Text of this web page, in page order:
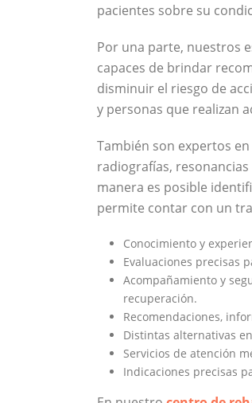
pacientes sobre su
Por una parte, nuestros
capaces de brindar
disminuir el riesgo de
y personas que realizan
También son expertos
radiografías,
manera es posible
permite contar con un
Conocimiento y
Evaluaciones precisas
Acompañamiento y
recuperación.
Recomendaciones,
Distintas alternativas
Servicios de atención
Indicaciones precisas